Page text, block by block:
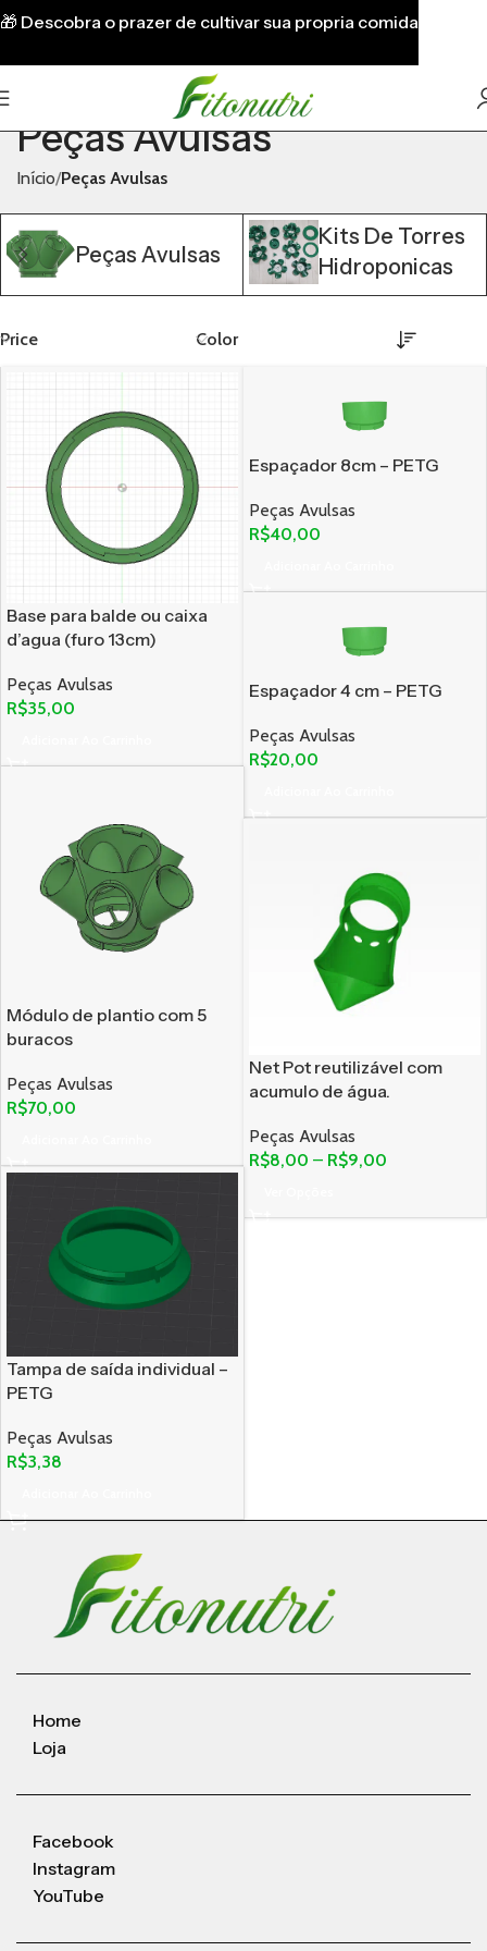
Peças Avulsas
Início Peças Avulsas
Peças Avulsas
Kits De Torres
Hidroponicas
Price Color
Base para balde ou caixa
d’agua (furo 13cm)
Peças Avulsas
R$35,00
Espaçador 8cm – PETG
Peças Avulsas
R$40,00
Espaçador 4 cm – PETG
Peças Avulsas
R$20,00
Módulo de plantio com 5
buracos
Peças Avulsas
R$70,00
Net Pot reutilizável com
acumulo de água.
Peças Avulsas
R$8,00 – R$9,00
Tampa de saída individual –
PETG
Peças Avulsas
R$3,38
Home
Loja
Facebook
Instagram
YouTube
🎁 Descobra o prazer de cultivar sua propria comida